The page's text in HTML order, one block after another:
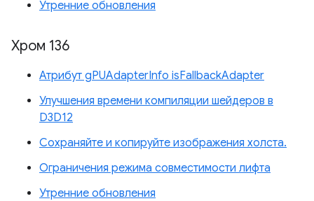
Утренние обновления
Хром 136
Атрибут gPUAdapterInfo isFallbackAdapter
Улучшения времени компиляции шейдеров в
D3D12
Сохраняйте и копируйте изображения холста.
Ограничения режима совместимости лифта
Утренние обновления